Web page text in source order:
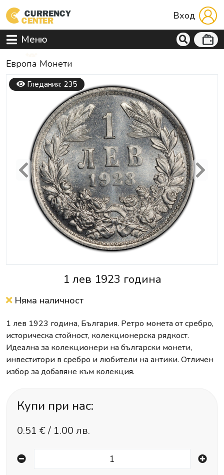
Вход
Меню
Европа Mонети
Гледания: 235
Previous Next
1 лев 1923 година
Няма наличност
1 лев 1923 година, България. Ретро монета от сребро,
историческа стойност, колекционерска рядкост.
Идеална за колекционери на български монети,
инвеститори в сребро и любители на антики. Отличен
избор за добавяне към колекция.
Купи при нас:
0.51 € / 1.00 лв.